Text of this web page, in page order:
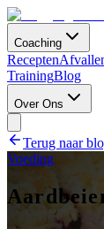
Coaching
Recepten
TrainingBlog
Over Ons
Terug naar
Voeding